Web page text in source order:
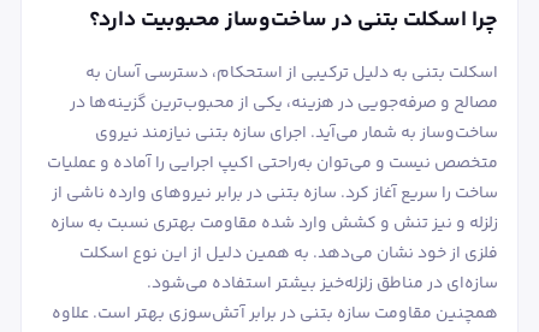
چرا اسکلت بتنی در ساخت‌وساز محبوبیت دارد؟
اسکلت بتنی به دلیل ترکیبی از استحکام، دسترسی آسان به
مصالح و صرفه‌جویی در هزینه، یکی از محبوب‌ترین گزینه‌ها در
ساخت‌وساز به شمار می‌آید. اجرای سازه بتنی نیازمند نیروی
متخصص نیست و می‌توان به‌راحتی اکیپ اجرایی را آماده و عملیات
ساخت را سریع آغاز کرد. سازه بتنی در برابر نیروهای وارده ناشی از
زلزله و نیز تنش و کشش وارد شده مقاومت بهتری نسبت به سازه
فلزی از خود نشان می‌دهد. به همین دلیل از این نوع اسکلت
سازه‌ای در مناطق زلزله‌خیز بیشتر استفاده می‌شود.
همچنین مقاومت سازه بتنی در برابر آتش‌سوزی بهتر است. علاوه